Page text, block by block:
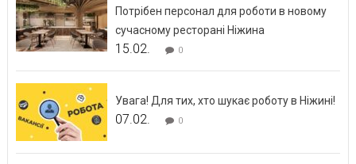
Потрібен персонал для роботи в новому
сучасному ресторані Ніжина
15.02. 0
Увага! Для тих, хто шукає роботу в Ніжині!
07.02. 0